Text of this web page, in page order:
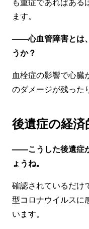
ます。
——心血管障害とは
うか？
血栓症の影響で心臓
のダメージが残った
後遺症の経
——こうした後遺症
ょうね。
確認されているだけ
型コロナウイルスに
います。